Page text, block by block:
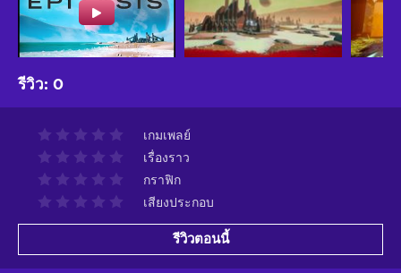
รีวิว: 0
เกมเพลย์
เรื่องราว
กราฟิก
เสียงประกอบ
รีวิวตอนนี้